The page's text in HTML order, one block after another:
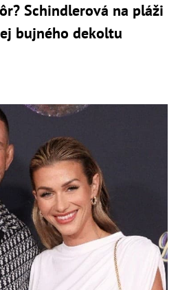
Schindlerová na pláži
bujného dekoltu